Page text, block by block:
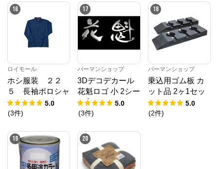
抗ウイルス 消
臭 スタンダード
タイプ
16
ロイモール
ホシ服装 ２２
５ 長袖ポロシャ
ツ ６ネイビー
Ｌ
5.0
(3件)
17
パーマンショップ
3Dデコデカール
花魁ロゴ 小 2シー
ト入り
5.0
(3件)
18
パーマンショップ
乗込用ゴム板 カ
ット品 2ヶ1セッ
ト
5.0
(2件)
19 20